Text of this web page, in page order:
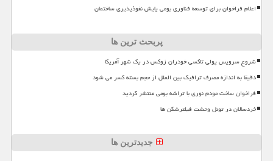
اعلام فراخوان برای توسعه فناوری بومی پایش نفوذپذیری ساختمان
پربحث ترین ها
شروع سرویس پولی تاکسی خودران زوکس در یک شهر آمریکا
دقیقا به اندازه مصرف ترافیک بین الملل از حجم بسته کسر می شود
فراخوان ساخت مودم نوری با تراشه بومی منتشر گردید
خردسالان در تونل وحشت فیلترشکن ها
جدیدترین ها